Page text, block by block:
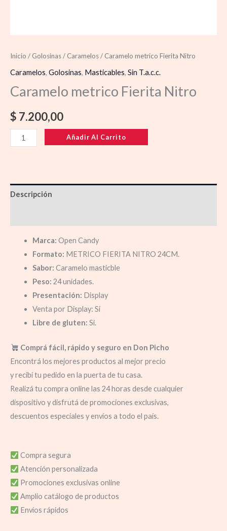
Inicio / Golosinas/ Caramelos/ Caramelo metrico Fierita Nitro
Caramelos, Golosinas, Masticables, Sin T.a.c.c.
Caramelo metrico Fierita Nitro
$ 7.200,00
Añadir Al Carrito
Descripción
Marca: Open Candy
Formato: METRICO FIERITA NITRO 24CM.
Sabor: Caramelo masticble
Peso: 24 unidades.
Presentación: Display
Venta por Display: Si
Libre de gluten: Si.
Comprá fácil, rápido y seguro en Don Picho
Encontrá los mejores productos al mejor precio
y recibí tu pedido en la puerta de tu casa.
Realizá tu compra online las 24 horas desde cualquier
dispositivo y disfrutá de promociones exclusivas,
descuentos especiales y envíos a todo el país.
Compra segura
Atención personalizada
Promociones exclusivas online
Amplio catálogo de productos
Envíos rápidos